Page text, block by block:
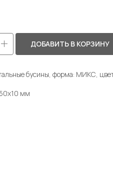
ДОБАВИТЬ В КОРЗИНУ
бусины, форма: МИКС,
мм